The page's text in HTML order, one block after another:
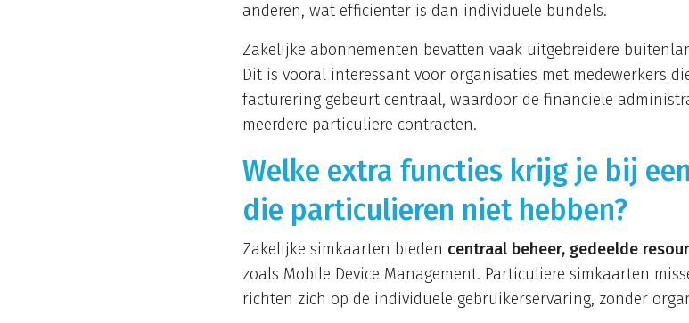
anderen, wat efficiënter is dan individuele bundels.
Zakelijke abonnementen bevatten vaak uitgebreidere
Dit is vooral interessant voor organisaties met medewerkers
facturering gebeurt centraal, waardoor de financiële
meerdere particuliere contracten.
Welke extra functies krijg je bij
die particulieren niet hebben?
Zakelijke simkaarten bieden centraal beheer, gedeelde
zoals Mobile Device Management. Particuliere simkaarten
richten zich op de individuele gebruikerservaring, zonder